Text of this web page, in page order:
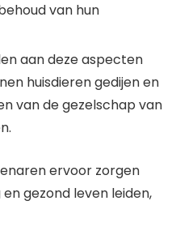
van hun
aan deze aspecten
huisdieren gedijen en
van de gezelschap van
ervoor zorgen
gezond leven leiden,